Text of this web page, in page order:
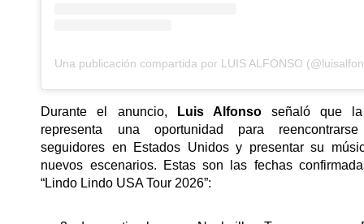
Una publicación compartida por LUIS ALFONSO
Durante el anuncio, Luis Alfonsoseñaló que
representa una oportunidad para
seguidores en Estados Unidos y presentar su
nuevos escenarios. Estas son las fechas
“Lindo Lindo USA Tour 2026”: